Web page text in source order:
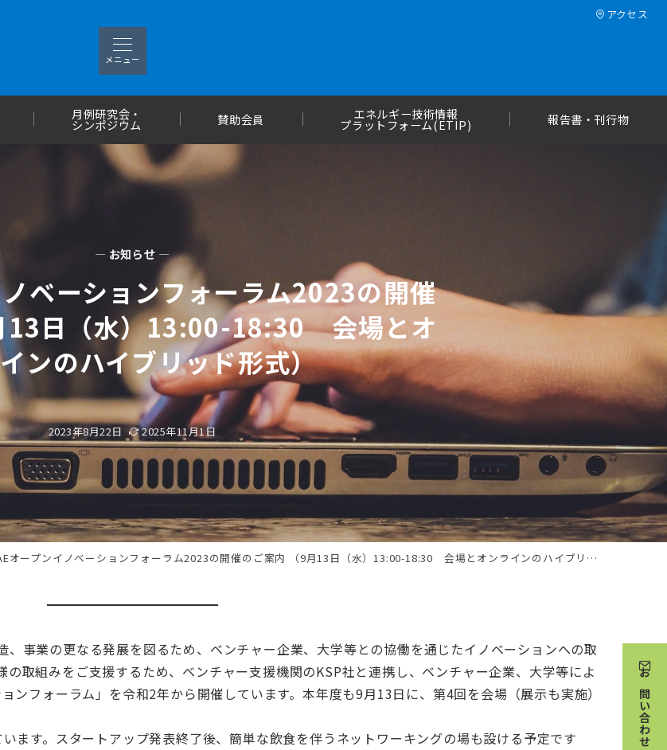
アクセス
メニュー
月例研究会・
シンポジウム 賛助会員 エネルギー技術情報
プラットフォーム(ETIP) 報告書・刊行物
— お知らせ —
ベーションフォーラム2023の開催
13日（水）13:00-18:30 会場とオ
ンのハイブリッド形式）
2023年8月22日 2025年11月1日
オープンイノベーションフォーラム2023の開催のご案内 （9月13日（水）13:00-18:30 会場とオンラインのハイブリッド形式）
事業の更なる発展を図るため、ベンチャー企業、大学等との協働を通じたイノベーションへの取
取組みをご支援するため、ベンチャー支援機関のKSP社と連携し、ベンチャー企業、大学等によ
ンフォーラム」を令和2年から開催しています。本年度も9月13日に、第4回を会場（展示も実施）
ます。スタートアップ発表終了後、簡単な飲食を伴うネットワーキングの場も設ける予定です
お問い合わせ